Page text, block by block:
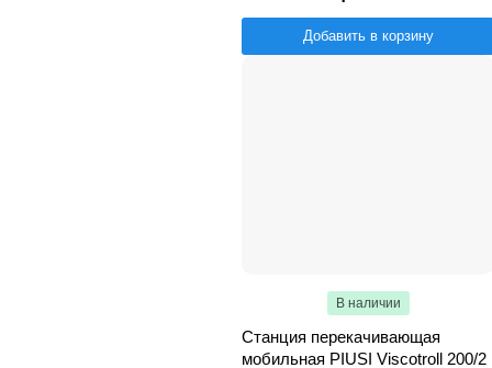
Добавить в корзину
В наличии
Станция перекачивающая
мобильная PIUSI Viscotroll 200/2